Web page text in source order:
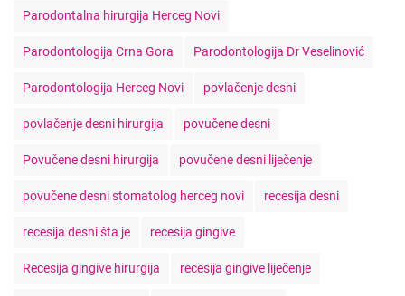
Parodontalna hirurgija Herceg Novi
Parodontologija Crna Gora Parodontologija Dr Veselinović
Parodontologija Herceg Novi povlačenje desni
povlačenje desni hirurgija povučene desni
Povučene desni hirurgija povučene desni liječenje
povučene desni stomatolog herceg novi recesija desni
recesija desni šta je recesija gingive
Recesija gingive hirurgija recesija gingive liječenje